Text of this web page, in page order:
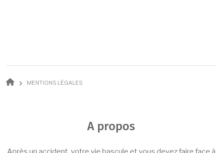
MENTIONS LÉGALES
A propos